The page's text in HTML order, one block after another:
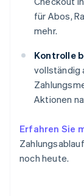
für Abos,
mehr.
Kontrolle
vollständig
Aktionen
Erfahren Sie
noch heute.